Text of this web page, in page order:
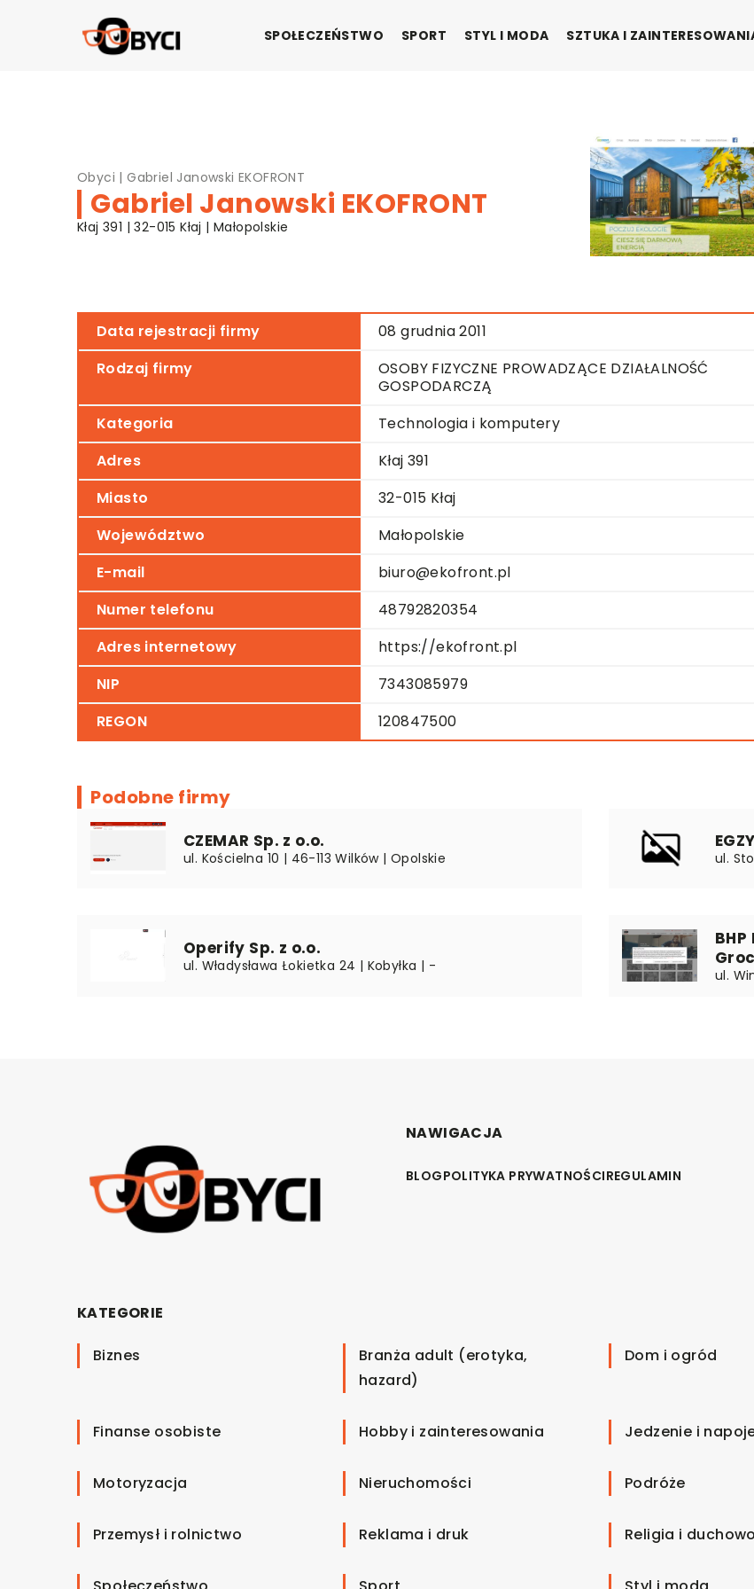
SPOŁECZEŃSTWO SPORT STYL I MODA SZTUKA I
Obyci |Gabriel Janowski EKOFRONT
Gabriel Janowski EKOFRONT
Kłaj 391 | 32-015 Kłaj | Małopolskie
Data rejestracji firmy
08 grudnia 2011
Rodzaj firmy
OSOBY FIZYCZNE PROWADZĄCE DZIAŁALNOŚĆ
GOSPODARCZĄ
Kategoria
Technologia i komputery
Adres
Kłaj 391
Miasto
32-015 Kłaj
Województwo
Małopolskie
E-mail
biuro@ekofront.pl
Numer telefonu
48792820354
Adres internetowy
https://ekofront.pl
NIP
7343085979
REGON
120847500
Podobne firmy
CZEMAR Sp. z o.o.
ul. Kościelna 10 | 46-113 Wilków | Opolskie ul.
Operify Sp. z o.o.
ul. Władysława Łokietka 24 | Kobyłka | -
BHP
ul.
NAWIGACJA
BLOGPOLITYKA PRYWATNOŚCIREGULAMIN
KATEGORIE
Biznes
Branża adult (erotyka,
hazard)
Dom i ogród
Finanse osobiste Hobby i zainteresowania Jedzenie i
Motoryzacja Nieruchomości Podróże
Przemysł i rolnictwo Reklama i druk Religia i